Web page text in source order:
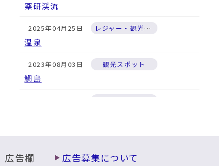
薬研渓流
2025年04月25日 レジャー・観光施設
温泉
2023年08月03日 観光スポット
鯛島
商工観光部観光・シティプロモーション課
広告欄 広告募集について